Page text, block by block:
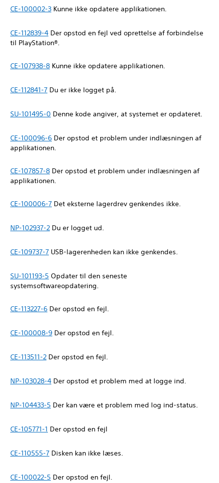
CE-100002-3 Kunne ikke opdatere applikationen.
CE-112839-4 Der opstod en fejl ved oprettelse af forbindelse
til PlayStation®.
CE-107938-8 Kunne ikke opdatere applikationen.
CE-112841-7 Du er ikke logget på.
SU-101495-0 Denne kode angiver, at systemet er opdateret.
CE-100096-6 Der opstod et problem under indlæsningen af
applikationen.
CE-107857-8 Der opstod et problem under indlæsningen af
applikationen.
CE-100006-7 Det eksterne lagerdrev genkendes ikke.
NP-102937-2 Du er logget ud.
CE-109737-7 USB-lagerenheden kan ikke genkendes.
SU-101193-5 Opdater til den seneste
systemsoftwareopdatering.
CE-113227-6 Der opstod en fejl.
CE-100008-9 Der opstod en fejl.
CE-113511-2 Der opstod en fejl.
NP-103028-4 Der opstod et problem med at logge ind.
NP-104433-5 Der kan være et problem med log ind-status.
CE-105771-1 Der opstod en fejl
CE-110555-7 Disken kan ikke læses.
CE-100022-5 Der opstod en fejl.